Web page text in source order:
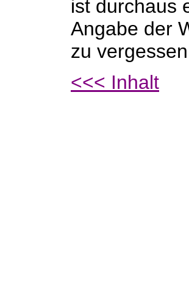
ist durchaus
Angabe der
zu
<<< Inhalt